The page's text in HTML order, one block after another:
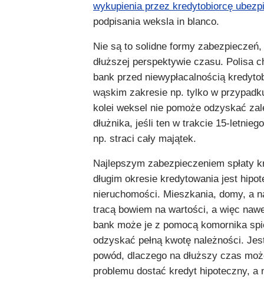
wykupienia przez kredytobiorcę
podpisania weksla in blanco.
Nie są to solidne formy zabezpieczeń,
dłuższej perspektywie czasu. Polisa
bank przed niewypłacalnością
wąskim zakresie np. tylko w
kolei weksel nie pomoże odzyskać
dłużnika, jeśli ten w trakcie 15-
np. straci cały majątek.
Najlepszym zabezpieczeniem spłaty
długim okresie kredytowania jest
nieruchomości. Mieszkania, domy, a
tracą bowiem na wartości, a więc
bank może je z pomocą komornika
odzyskać pełną kwotę należności.
powód, dlaczego na dłuższy czas
problemu dostać kredyt hipoteczny, a